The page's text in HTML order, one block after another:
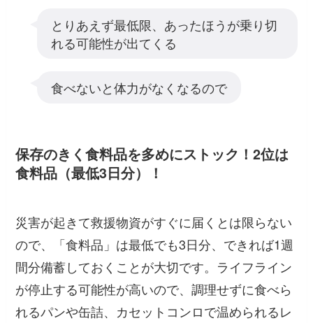
とりあえず最低限、あったほうが乗り切
れる可能性が出てくる
食べないと体力がなくなるので
保存のきく食料品を多めにストック！2位は
食料品（最低3日分）！
災害が起きて救援物資がすぐに届くとは限らない
ので、「食料品」は最低でも3日分、できれば1週
間分備蓄しておくことが大切です。ライフライン
が停止する可能性が高いので、調理せずに食べら
れるパンや缶詰、カセットコンロで温められるレ